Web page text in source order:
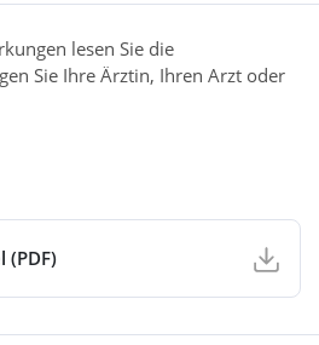
lesen Sie die
Sie Ihre Ärztin, Ihren Arzt oder
(PDF)